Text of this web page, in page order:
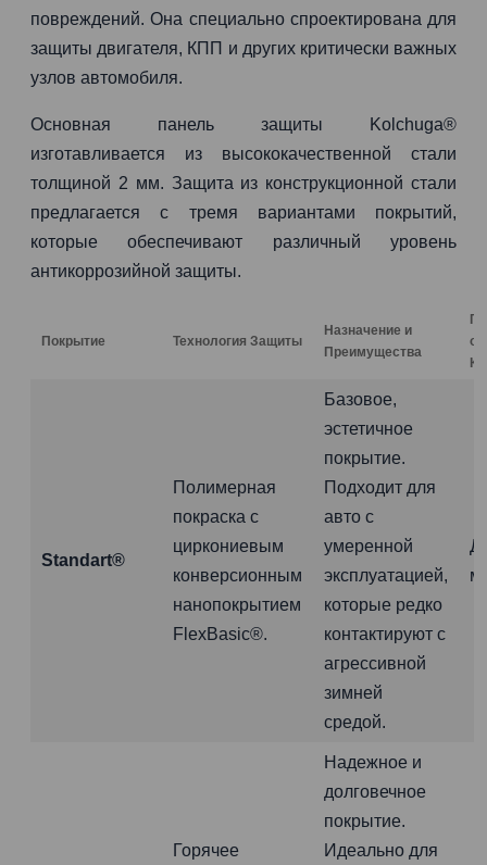
повреждений. Она специально спроектирована для
защиты двигателя, КПП и других критически важных
узлов автомобиля.
Основная панель защиты Kolchuga®
изготавливается из высококачественной стали
толщиной 2 мм. Защита из конструкционной стали
предлагается с тремя вариантами покрытий,
которые обеспечивают различный уровень
антикоррозийной защиты.
Покрытие Технология Защиты
Назначение и
Преимущества
от
Standart®
Полимерная
покраска с
циркониевым
конверсионным
нанопокрытием
FlexBasic®.
Базовое,
эстетичное
покрытие.
Подходит для
авто с
умеренной
эксплуатацией,
которые редко
контактируют с
агрессивной
зимней
средой.
Горячее
Надежное и
долговечное
покрытие.
Идеально для